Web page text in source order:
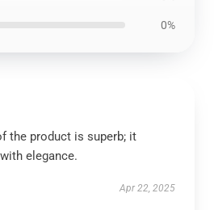
0%
the product is superb; it
elegance.
Apr 22, 2025